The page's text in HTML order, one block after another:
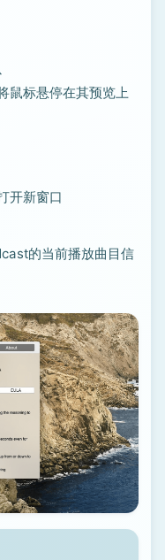
鼠标悬停在其预览上
开新窗口
的当前播放曲目信